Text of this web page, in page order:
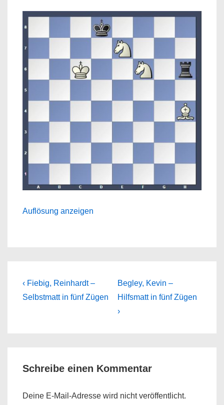
Auflösung anzeigen
Beitragsnavigation
Previous
Post
‹ Fiebig, Reinhardt –
Selbstmatt in fünf Zügen
Next
Post
is
Begley, Kevin –
Hilfsmatt in fünf Zügen
›
Schreibe einen Kommentar
Deine E-Mail-Adresse wird nicht veröffentlicht.